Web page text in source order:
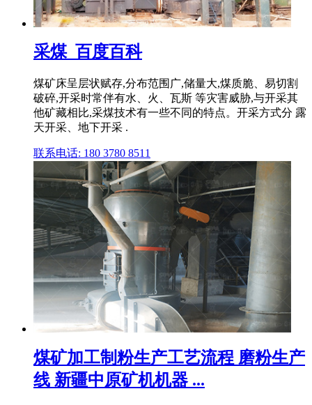
采煤_百度百科
煤矿床呈层状赋存,分布范围广,储量大,煤质脆、易切割
破碎,开采时常伴有水、火、瓦斯 等灾害威胁,与开采其
他矿藏相比,采煤技术有一些不同的特点。开采方式分 露
天开采、地下开采 .
联系电话: 180 3780 8511
煤矿加工制粉生产工艺流程 磨粉生产
线 新疆中原矿机机器 ...